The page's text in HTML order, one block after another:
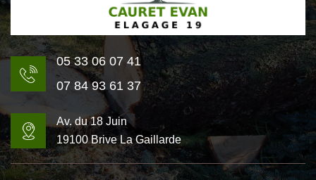
05 33 06 07 41
07 84 93 61 37
Av. du 18 Juin
19100 Brive La Gaillarde